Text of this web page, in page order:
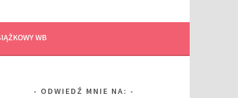
WB
ODWIEDŹ MNIE NA: